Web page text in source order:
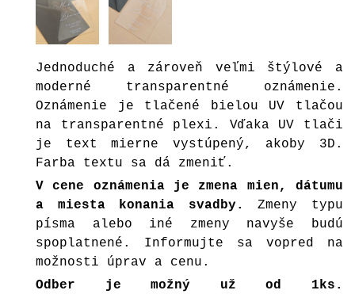
Jednoduché a zároveň veľmi štýlové a
moderné transparentné oznámenie.
Oznámenie je tlačené bielou UV tlačou
na transparentné plexi. Vďaka UV tlači
je text mierne vystúpený, akoby 3D.
Farba textu sa dá zmeniť.
V cene oznámenia je zmena mien, dátumu
a miesta konania svadby.Zmeny typu
písma alebo iné zmeny navyše budú
spoplatnené. Informujte sa vopred na
možnosti úprav a cenu.
Odber je možný už od 1ks.